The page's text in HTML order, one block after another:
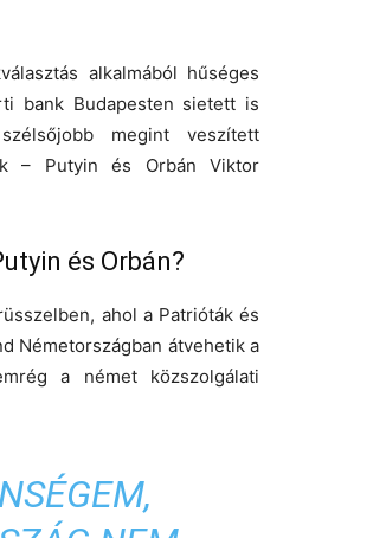
alkalmából hűséges
bank Budapesten sietett is
megint veszített
– Putyin és Orbán Viktor
és Orbán?
ahol a Patrióták és
Németországban átvehetik a
a német közszolgálati